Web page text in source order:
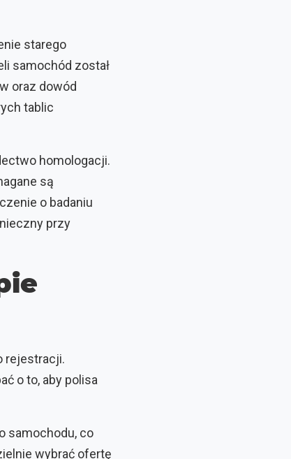
starego
samochód został
oraz dowód
tablic
homologacji.
są
o badaniu
przy
rejestracji.
o to, aby polisa
samochodu, co
wybrać ofertę